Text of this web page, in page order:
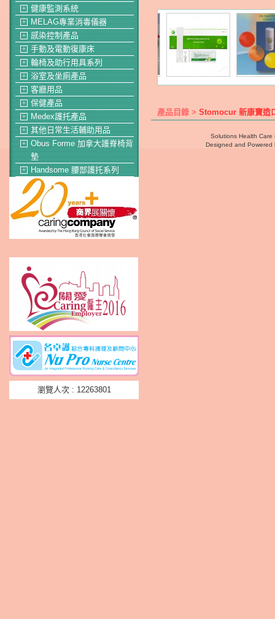
＋ 健康監測系統
＋ MELAG專業消毒儀器
＋ 感染控制產品
＋ 手動及電動復康床
＋ 輪椅及助行用具系列
＋ 浴室及坐廁產品
＋ 客廳用品
＋ 保健產品
＋ Medex護托產品
＋ 其他日常生活輔助用品
＋
Obus Forme 加拿大護脊椅背
墊
＋ Handsome 腰部護托系列
瀏覽人次 : 12263801
產品目錄 > Stomocur 新康寶造
Solutions Health Care
Designed and